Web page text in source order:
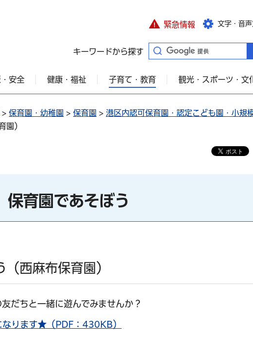
緊急情報 文字・音
キーワードから探す
・安全 健康・福祉 子育て・教育 観光・スポーツ・文
> 保育園・幼稚園 > 保育園 > 港区内認可保育園・認定こども園・小規
園）
育園であそぼう
西麻布保育園）
だちと一緒に遊んでみませんか？
ります★（PDF：430KB）